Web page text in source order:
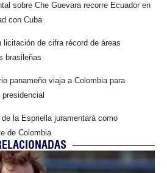
sobre Che Guevara recorre Ecuador en
con Cuba
licitación de cifra récord de áreas
brasileñas
panameño viaja a Colombia para
de la Espriella juramentará como
de Colombia